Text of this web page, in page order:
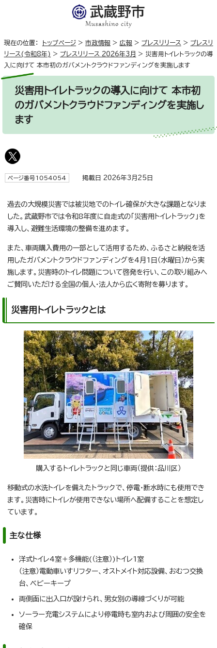
現在の位置： トップページ > 市政情報 > 広報 > プレスリリース > プレスリ
リース(令和8年) > プレスリリース 2026年3月 > 災害用トイレトラックの導
入に向けて 本市初のガバメントクラウドファンディングを実施します
災害用トイレトラックの導入に向けて 本市初
のガバメントクラウドファンディングを実施し
ます
ページ番号1054054 掲載日 2026年3月25日
過去の大規模災害では被災地でのトイレ確保が大きな課題となりま
した。武蔵野市では令和8年度に自走式の「災害用トイレトラック」を
導入し、避難生活環境の整備を進めます。
また、車両購入費用の一部として活用するため、ふるさと納税を活
用したガバメントクラウドファンディングを4月1日（水曜日）から実
施します。災害時のトイレ問題について啓発を行い、この取り組みへ
ご賛同いただける全国の個人・法人から広く寄附を募ります。
災害用トイレトラックとは
購入するトイレトラックと同じ車両（提供：品川区）
移動式の水洗トイレを備えたトラックで、停電・断水時にも使用でき
ます。災害時にトイレが使用できない場所へ配備することを想定し
ています。
主な仕様
洋式トイレ4室＋多機能(（注意）)トイレ1室
（注意）電動車いすリフター、オストメイト対応設備、おむつ交換
台、ベビーキープ
両側面に出入口が設けられ、男女別の導線づくりが可能
ソーラー充電システムにより停電時も室内および周囲の安全を
確保